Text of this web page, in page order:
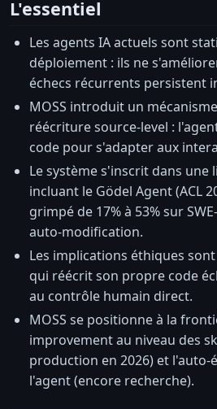
L'essentiel
Les agents IA actuels sont
déploiement : ils ne
échecs récurrents persistent
MOSS introduit un
réécriture source-level :
code pour s'adapter aux
Le système s'inscrit dans une
incluant le Gödel Agent (ACL
grimpé de 17% à 53% sur
auto-modification.
Les implications éthiques
qui réécrit son propre code
au contrôle humain direct.
MOSS se positionne à la
improvement au niveau des
production en 2026) et l'auto-
l'agent (encore recherche).